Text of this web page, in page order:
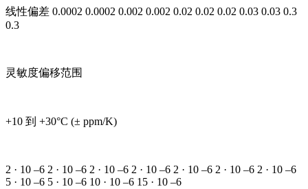
线性偏差 0.0002 0.0002 0.002 0.002 0.02 0.02 0.02 0.03 0.03 0.3
0.3
灵敏度偏移范围
+10 到 +30°C (± ppm/K)
2 · 10 –6 2 · 10 –6 2 · 10 –6 2 · 10 –6 2 · 10 –6 2 · 10 –6 2 · 10 –6
5 · 10 –6 5 · 10 –6 10 · 10 –6 15 · 10 –6